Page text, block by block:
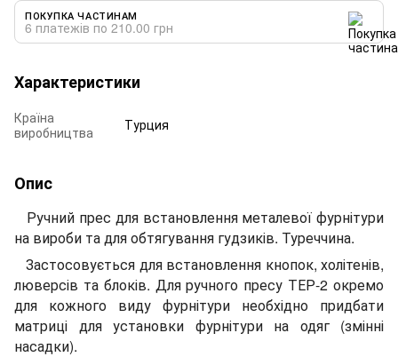
ПОКУПКА ЧАСТИНАМ
6 платежів по 210.00 грн
Характеристики
Країна
виробництва
Турция
Опис
Ручний прес для встановлення металевої фурнітури
на вироби та для обтягування гудзиків. Туреччина.
Застосовується для встановлення кнопок, холітенів,
люверсів та блоків. Для ручного пресу ТЕР-2 окремо
для кожного виду фурнітури необхідно придбати
матриці для установки фурнітури на одяг (змінні
насадки).